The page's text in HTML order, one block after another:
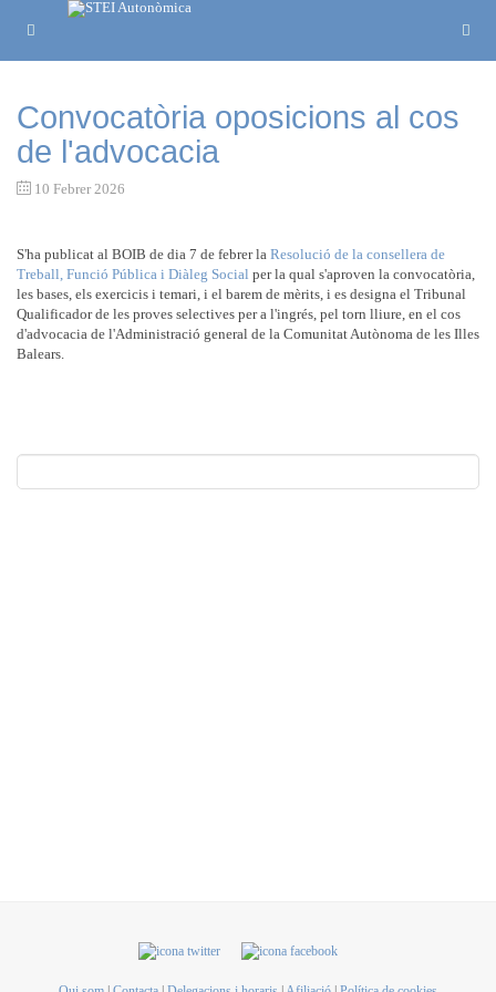
Convocatòria oposicions al cos
de l'advocacia
10 Febrer 2026
S'ha publicat al BOIB de dia 7 de febrer la Resolució de la consellera de
Treball, Funció Pública i Diàleg Social per la qual s'aproven la convocatòria,
les bases, els exercicis i temari, i el barem de mèrits, i es designa el Tribunal
Qualificador de les proves selectives per a l'ingrés, pel torn lliure, en el cos
d'advocacia de l'Administració general de la Comunitat Autònoma de les Illes
Balears.